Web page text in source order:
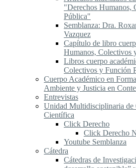
"Derechos Humanos,
Pública"
Semblanza: Dra.
Vazquez
Capítulo de libro
Humanos, Colectivos
Libros cuerpo
Colectivos y Función
Cuerpo Académico en
Ambiente y Justicia en
Entrevistas
Unidad Multidisciplinaria
Científica
Click Derecho
Click Derecho
Youtube Semblanza
Cátedra
Cátedras de